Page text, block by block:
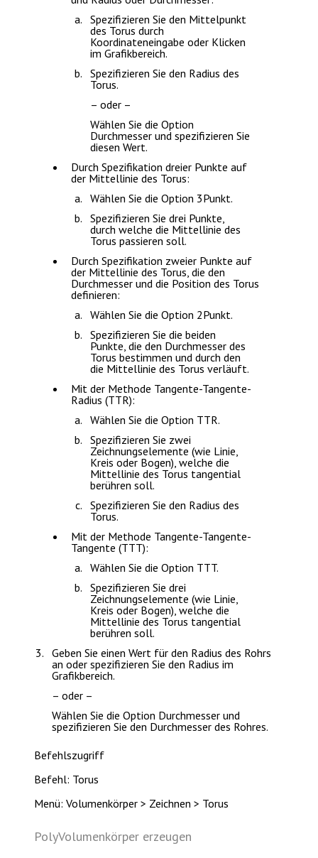
Spezifizieren Sie den Mittelpunkt
des Torus durch
Koordinateneingabe oder Klicken
im Grafikbereich.
Spezifizieren Sie den Radius des
Torus.
– oder –
Wählen Sie die Option
Durchmesser und spezifizieren Sie
diesen Wert.
Durch Spezifikation dreier Punkte auf
der Mittellinie des Torus:
Wählen Sie die Option 3Punkt.
Spezifizieren Sie drei Punkte,
durch welche die Mittellinie des
Torus passieren soll.
Durch Spezifikation zweier Punkte auf
der Mittellinie des Torus, die den
Durchmesser und die Position des Torus
definieren:
Wählen Sie die Option 2Punkt.
Spezifizieren Sie die beiden
Punkte, die den Durchmesser des
Torus bestimmen und durch den
die Mittellinie des Torus verläuft.
Mit der Methode Tangente-Tangente-
Radius (TTR):
Wählen Sie die Option TTR.
Spezifizieren Sie zwei
Zeichnungselemente (wie Linie,
Kreis oder Bogen), welche die
Mittellinie des Torus tangential
berühren soll.
Spezifizieren Sie den Radius des
Torus.
Mit der Methode Tangente-Tangente-
Tangente (TTT):
Wählen Sie die Option TTT.
Spezifizieren Sie drei
Zeichnungselemente (wie Linie,
Kreis oder Bogen), welche die
Mittellinie des Torus tangential
berühren soll.
Geben Sie einen Wert für den Radius des Rohrs
an oder spezifizieren Sie den Radius im
Grafikbereich.
– oder –
Wählen Sie die Option Durchmesser und
spezifizieren Sie den Durchmesser des Rohres.
Befehlszugriff
Befehl: Torus
Menü: Volumenkörper > Zeichnen > Torus
PolyVolumenkörper erzeugen